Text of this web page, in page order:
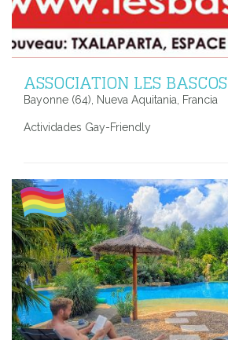
ASSOCIATION LES BASCOS
Bayonne (64), Nueva Aquitania, Francia
Actividades Gay-Friendly